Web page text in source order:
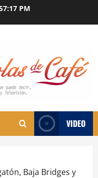
PM
VIDEO
Baja Bridges y